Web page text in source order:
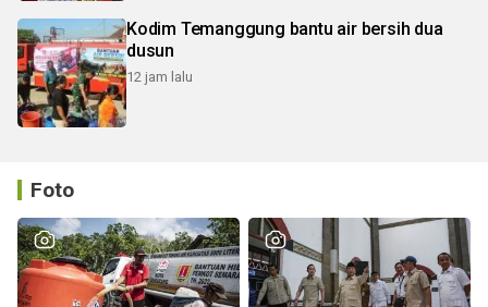
Kodim Temanggung bantu air bersih dua
dusun
12 jam lalu
Foto